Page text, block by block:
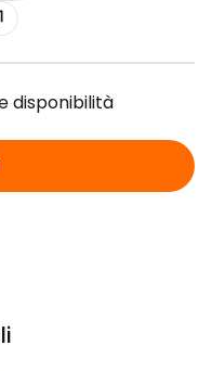
disponibilità